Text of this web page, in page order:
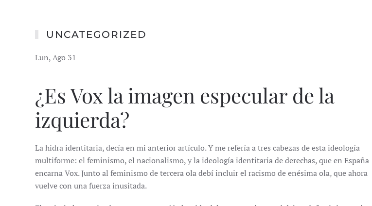
UNCATEGORIZED
Lun, Ago 31
¿Es Vox la imagen especular de la
izquierda?
La hidra identitaria, decía en mi anterior artículo. Y me refería a tres cabezas de esta ideología
multiforme: el feminismo, el nacionalismo, y la ideología identitaria de derechas, que en España
encarna Vox. Junto al feminismo de tercera ola debí incluir el racismo de enésima ola, que ahora
vuelve con una fuerza inusitada.